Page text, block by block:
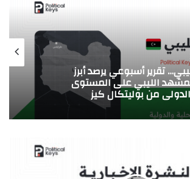
الليبي على المستوى
من بوليتكال كيز
تقرير أسبوعي يرصد أبرز
الليبي على المستوى
من بوليتكال كيز